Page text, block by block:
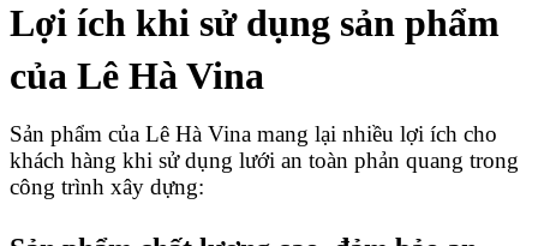
Lợi ích khi sử dụng sản phẩm
của Lê Hà Vina
Sản phẩm của Lê Hà Vina mang lại nhiều lợi ích cho
khách hàng khi sử dụng lưới an toàn phản quang trong
công trình xây dựng: